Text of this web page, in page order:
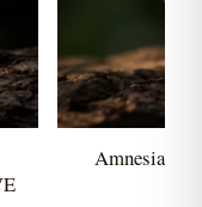
Amnesia